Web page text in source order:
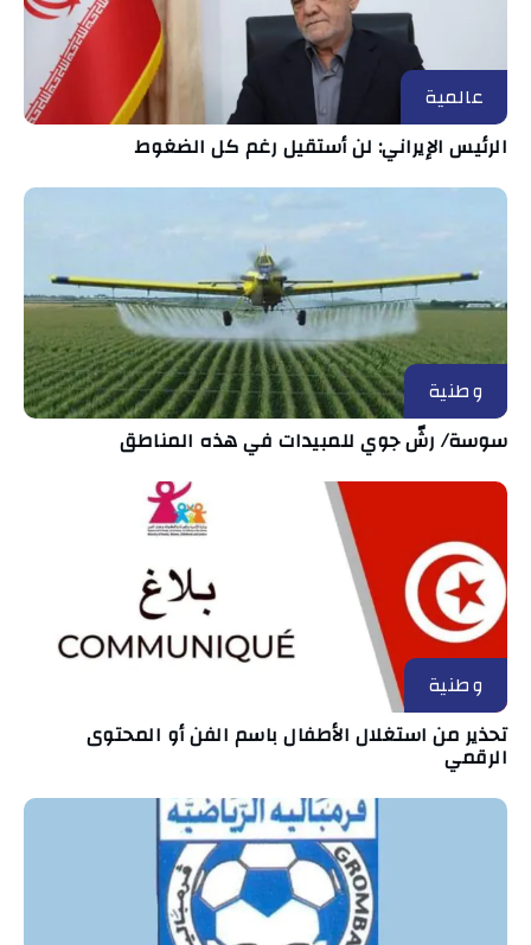
عالمية
الرئيس الإيراني: لن أستقيل رغم كل الضغوط
وطنية
سوسة/ رشّ جوي للمبيدات في هذه المناطق
وطنية
تحذير من استغلال الأطفال باسم الفن أو المحتوى
الرقمي